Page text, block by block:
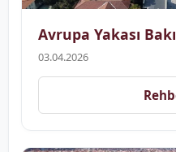
Avrupa Yakası
03.04.2026